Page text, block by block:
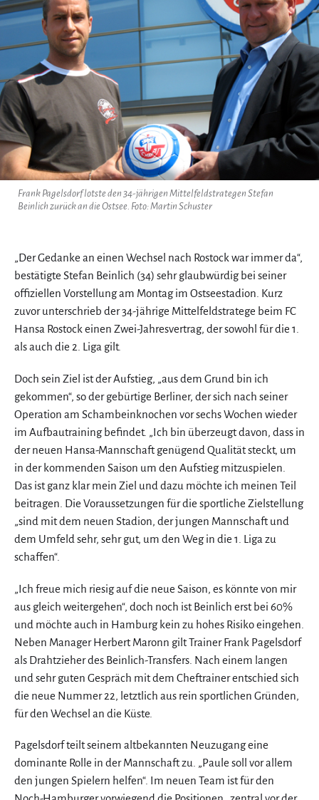
Frank Pagelsdorf lotste den 34-jährigen Mittelfeldstrategen Stefan
Beinlich zurück an die Ostsee. Foto: Martin Schuster
„Der Gedanke an einen Wechsel nach Rostock war immer da“,
bestätigte Stefan Beinlich (34) sehr glaubwürdig bei seiner
offiziellen Vorstellung am Montag im Ostseestadion. Kurz
zuvor unterschrieb der 34-jährige Mittelfeldstratege beim FC
Hansa Rostock einen Zwei-Jahresvertrag, der sowohl für die 1.
als auch die 2. Liga gilt.
Doch sein Ziel ist der Aufstieg, „aus dem Grund bin ich
gekommen“, so der gebürtige Berliner, der sich nach seiner
Operation am Schambeinknochen vor sechs Wochen wieder
im Aufbautraining befindet. „Ich bin überzeugt davon, dass in
der neuen Hansa-Mannschaft genügend Qualität steckt, um
in der kommenden Saison um den Aufstieg mitzuspielen.
Das ist ganz klar mein Ziel und dazu möchte ich meinen Teil
beitragen. Die Voraussetzungen für die sportliche Zielstellung
„sind mit dem neuen Stadion, der jungen Mannschaft und
dem Umfeld sehr, sehr gut, um den Weg in die 1. Liga zu
schaffen“.
„Ich freue mich riesig auf die neue Saison, es könnte von mir
aus gleich weitergehen“, doch noch ist Beinlich erst bei 60%
und möchte auch in Hamburg kein zu hohes Risiko eingehen.
Neben Manager Herbert Maronn gilt Trainer Frank Pagelsdorf
als Drahtzieher des Beinlich-Transfers. Nach einem langen
und sehr guten Gespräch mit dem Cheftrainer entschied sich
die neue Nummer 22, letztlich aus rein sportlichen Gründen,
für den Wechsel an die Küste.
Pagelsdorf teilt seinem altbekannten Neuzugang eine
dominante Rolle in der Mannschaft zu. „Paule soll vor allem
den jungen Spielern helfen“. Im neuen Team ist für den